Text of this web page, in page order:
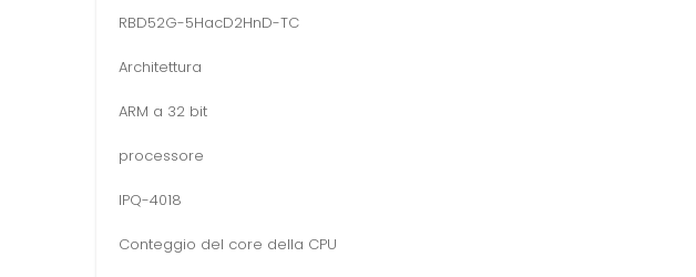
RBD52G-5HacD2HnD-TC
Architettura
ARM a 32 bit
processore
IPQ-4018
Conteggio del core della CPU